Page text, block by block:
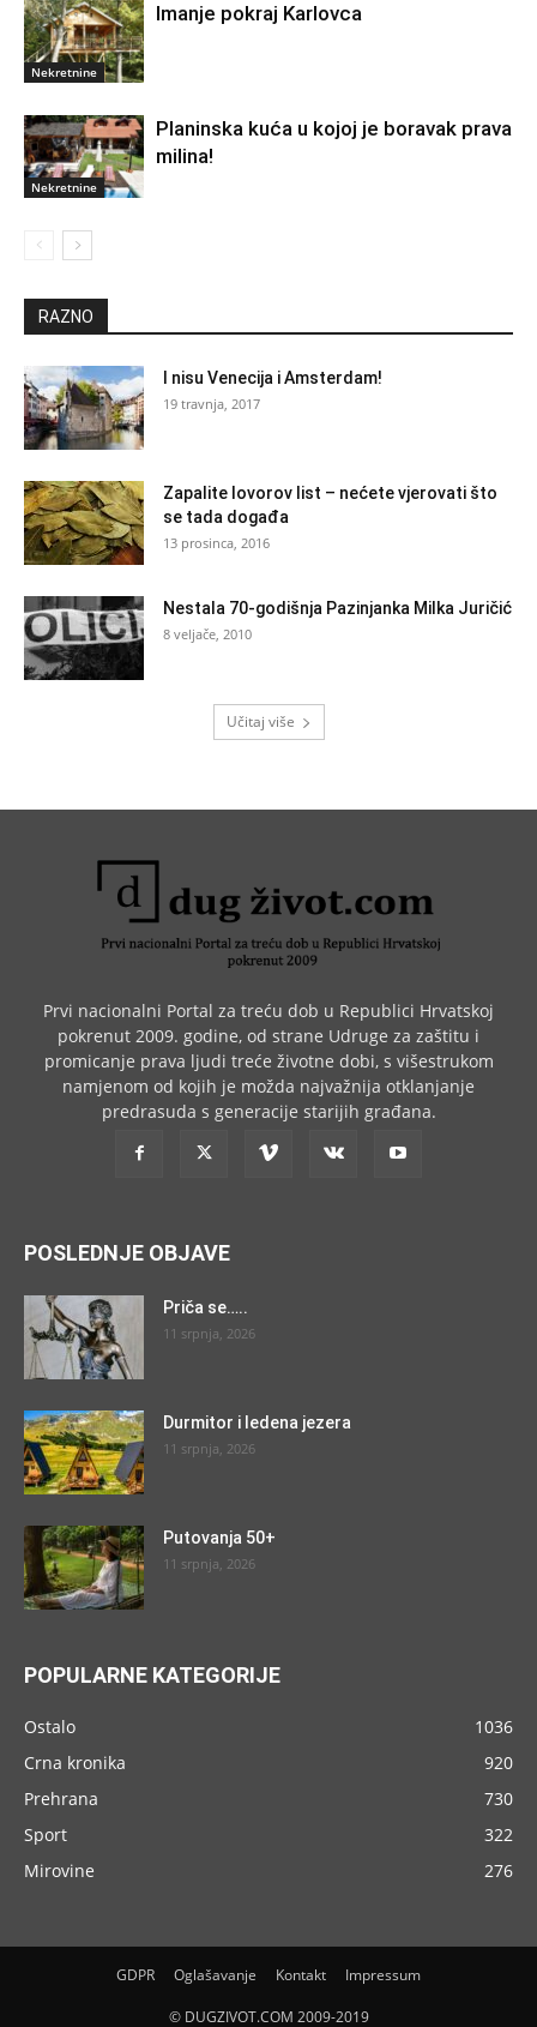
Nekretnine
Imanje pokraj Karlovca
Nekretnine
Planinska kuća u kojoj je boravak prava
milina!
RAZNO
I nisu Venecija i Amsterdam!
19 travnja, 2017
Zapalite lovorov list – nećete vjerovati što
se tada događa
13 prosinca, 2016
Nestala 70-godišnja Pazinjanka Milka Juričić
8 veljače, 2010
Učitaj više
Prvi nacionalni Portal za treću dob u Republici Hrvatskoj
pokrenut 2009. godine, od strane Udruge za zaštitu i
promicanje prava ljudi treće životne dobi, s višestrukom
namjenom od kojih je možda najvažnija otklanjanje
predrasuda s generacije starijih građana.
POSLEDNJE OBJAVE
Priča se…..
11 srpnja, 2026
Durmitor i ledena jezera
11 srpnja, 2026
Putovanja 50+
11 srpnja, 2026
POPULARNE KATEGORIJE
Ostalo
1036
Crna kronika
920
Prehrana
730
Sport
322
Mirovine
276
GDPR Oglašavanje Kontakt Impressum
© DUGZIVOT.COM 2009-2019